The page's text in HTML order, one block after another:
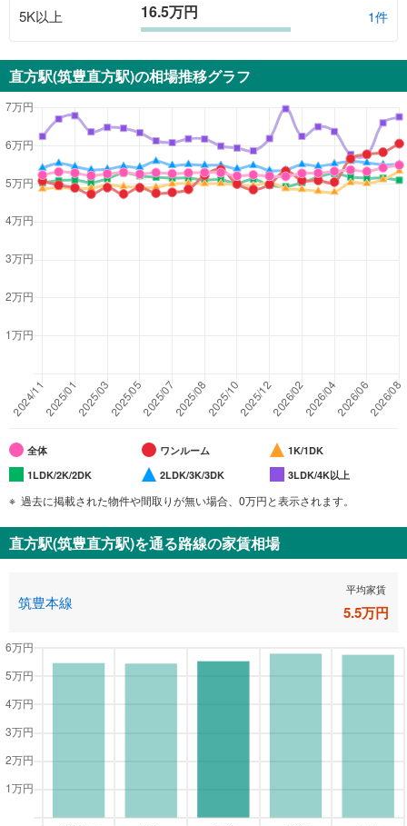
5K以上 16.5万円 1件
直方駅(筑豊直方駅)の相場推移グラフ
全体 ワンルーム
1K/1DK
1LDK/2K/2DK
2LDK/3K/3DK 3LDK/4K以上
過去に掲載された物件や間取りが無い場合、0万円と表示されます。
直方駅(筑豊直方駅)を通る路線の家賃相場
筑豊本線
平均家賃
5.5万円